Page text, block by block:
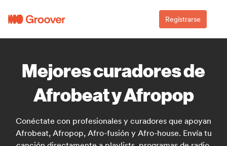
Registrarse
Mejores curadores de
Afrobeat y Afropop
Conéctate con profesionales y curadores que apoyan
Afrobeat, Afropop, Afro-fusión y Afro-house. Envía tu